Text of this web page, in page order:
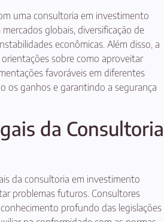
uma consultoria em investimento
globais, diversificação de
econômicas. Além disso, a
sobre como aproveitar
favoráveis em diferentes
os ganhos e garantindo a segurança
da Consultoria
da consultoria em investimento
problemas futuros. Consultores
profundo das legislações